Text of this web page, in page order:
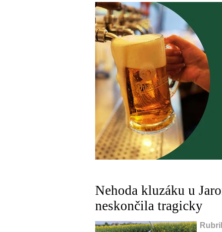
Nehoda kluzáku u
neskončila tragicky